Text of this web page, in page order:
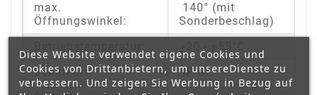
max.
Öffnungswinkel:
140° (mit
Sonderbeschlag)
Schutzart:
IP 67
Diese Website verwendet eigene Cookies und
Cookies von Drittanbietern, um unsereDienste zu
verbessern. Und zeigen Sie Werbung in Bezug auf